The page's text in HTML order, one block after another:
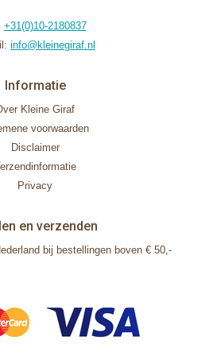
+31(0)10-2180837
info@kleinegiraf.nl
Informatie
Kleine Giraf
voorwaarden
Disclaimer
Privacy
en verzenden
bij bestellingen boven € 50,-